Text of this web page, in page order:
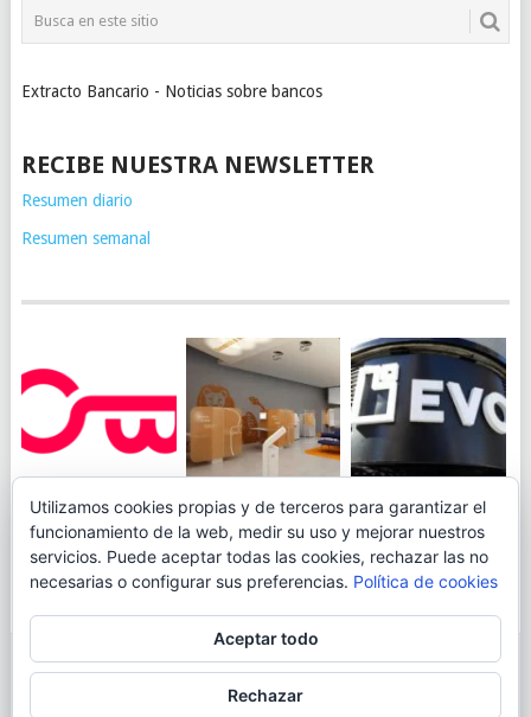
Extracto Bancario - Noticias sobre bancos
RECIBE NUESTRA NEWSLETTER
Resumen diario
Resumen semanal
JUEGA AL
CANICÓDROMO
DIGITAL DE
OPENBANK
ING TOCA SUELO EN
LA RENTABILIDAD
DE SU CUENTA
NARANJA: 0,01% TAE
EVO BANK
PERMITIRÁ
INGRESAR DINERO
DESDE LAS OFICINAS
© 2026BLOGAHORRO.
CONTACTA CON EL AUTOR
Utilizamos cookies propias y de terceros para garantizar el
funcionamiento de la web, medir su uso y mejorar nuestros
servicios. Puede aceptar todas las cookies, rechazar las no
necesarias o configurar sus preferencias. Política de cookies
Aceptar todo
Rechazar